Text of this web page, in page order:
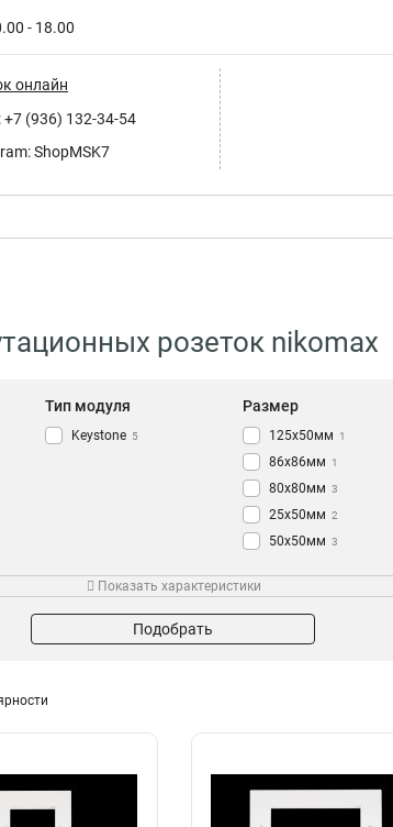
- 18.00
онлайн
+7 (936) 132-34-54
ShopMSK7
розеток nikomax
Тип модуля
Keystone 5
Размер
125x50мм 1
86х86мм 1
80x80мм 3
25x50мм 2
50х50мм 3
2шт 1 Немецкий 2
Показать характеристики
Подобрать